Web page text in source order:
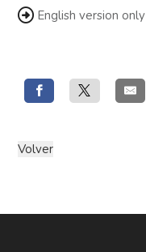
English version only